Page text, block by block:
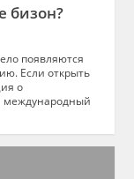
бизон?
появляются
Если открыть
о
международный